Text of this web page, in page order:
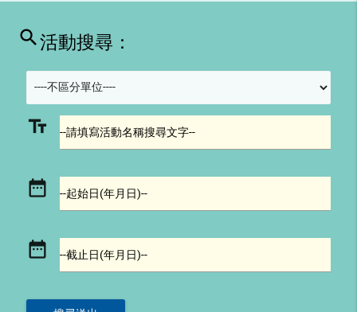
search活動搜尋：
text_fields --請填寫活動名稱搜尋文字--
date_range --起始日(年月日)--
date_range --截止日(年月日)--